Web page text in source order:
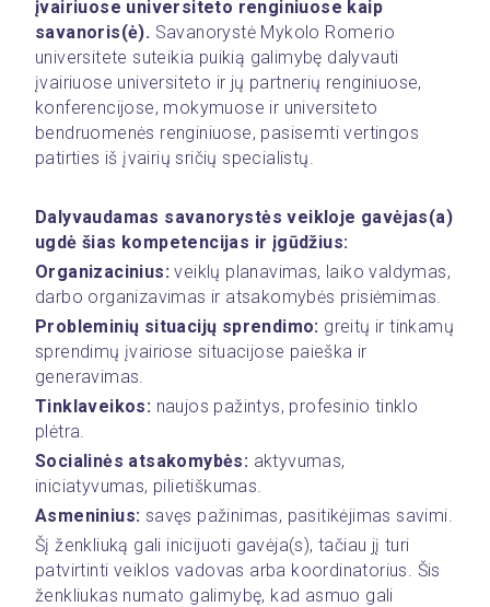
įvairiuose universiteto renginiuose kaip
savanoris(ė). Savanorystė Mykolo Romerio
universitete suteikia puikią galimybę dalyvauti
įvairiuose universiteto ir jų partnerių renginiuose,
konferencijose, mokymuose ir universiteto
bendruomenės renginiuose, pasisemti vertingos
patirties iš įvairių sričių specialistų.
Dalyvaudamas savanorystės veikloje gavėjas(a)
ugdė šias kompetencijas ir įgūdžius:
Organizacinius: veiklų planavimas, laiko valdymas,
darbo organizavimas ir atsakomybės prisiėmimas.
Probleminių situacijų sprendimo: greitų ir tinkamų
sprendimų įvairiose situacijose paieška ir
generavimas.
Tinklaveikos: naujos pažintys, profesinio tinklo
plėtra.
Socialinės atsakomybės: aktyvumas,
iniciatyvumas, pilietiškumas.
Asmeninius:
Šį ženkliuką gali inicijuoti gavėja(s), tačiau jį turi
patvirtinti veiklos vadovas arba koordinatorius. Šis
ženkliukas numato galimybę, kad asmuo gali